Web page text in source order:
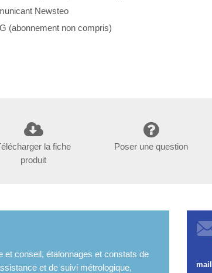
Newsteo
(abonnement non compris)
la fiche
produit
Poser une question
et conseil, étalonnages et constats de
et de suivi métrologique,
mail